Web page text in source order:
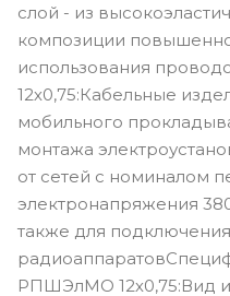
слой - из
композиции
использования
12х0,75:Кабельные
мобильного
монтажа
от сетей с номиналом
электронапряжения
также для подключения
РПШЭлМО 12х0,75:Вид